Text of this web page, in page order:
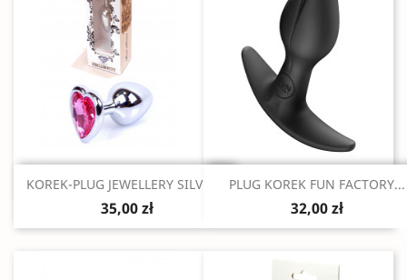
Szybki podgląd
KOREK-PLUG JEWELLERY SILVER...
35,00 zł
Szybki podgląd
PLUG KOREK FUN FACTORY...
32,00 zł